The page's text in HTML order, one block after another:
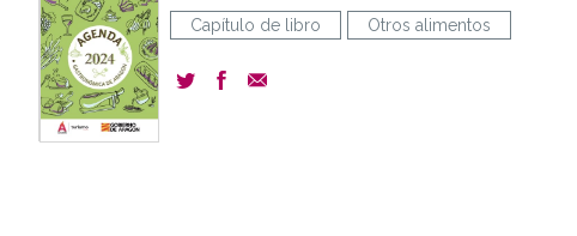
Capítulo de libro Otros alimentos